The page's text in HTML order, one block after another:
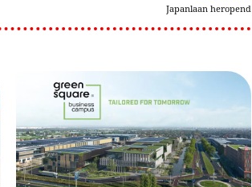
Japanlaan heropend